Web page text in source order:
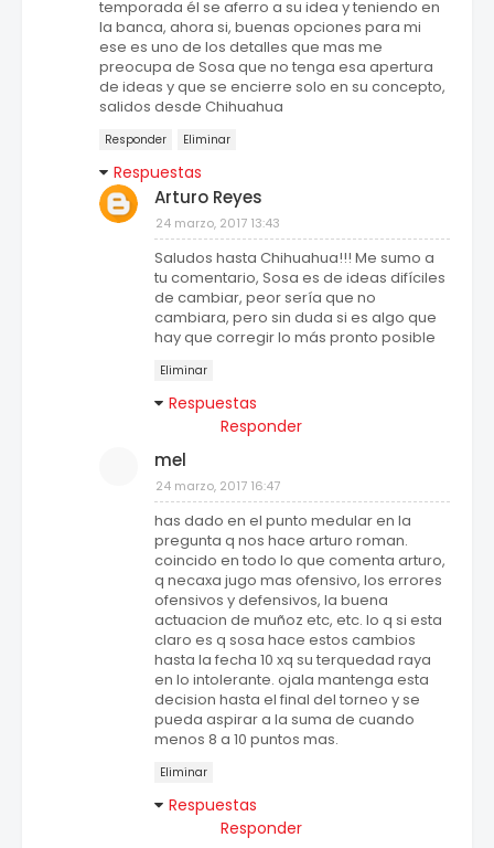
temporada él se aferro a su idea y teniendo en
la banca, ahora si, buenas opciones para mi
ese es uno de los detalles que mas me
preocupa de Sosa que no tenga esa apertura
de ideas y que se encierre solo en su concepto,
salidos desde Chihuahua
Responder Eliminar
Respuestas
Arturo Reyes
24 marzo, 2017 13:43
Saludos hasta Chihuahua!!! Me sumo a
tu comentario, Sosa es de ideas difíciles
de cambiar, peor sería que no
cambiara, pero sin duda si es algo que
hay que corregir lo más pronto posible
Eliminar
Respuestas
Responder
mel
24 marzo, 2017 16:47
has dado en el punto medular en la
pregunta q nos hace arturo roman.
coincido en todo lo que comenta arturo,
q necaxa jugo mas ofensivo, los errores
ofensivos y defensivos, la buena
actuacion de muñoz etc, etc. lo q si esta
claro es q sosa hace estos cambios
hasta la fecha 10 xq su terquedad raya
en lo intolerante. ojala mantenga esta
decision hasta el final del torneo y se
pueda aspirar a la suma de cuando
menos 8 a 10 puntos mas.
Eliminar
Respuestas
Responder